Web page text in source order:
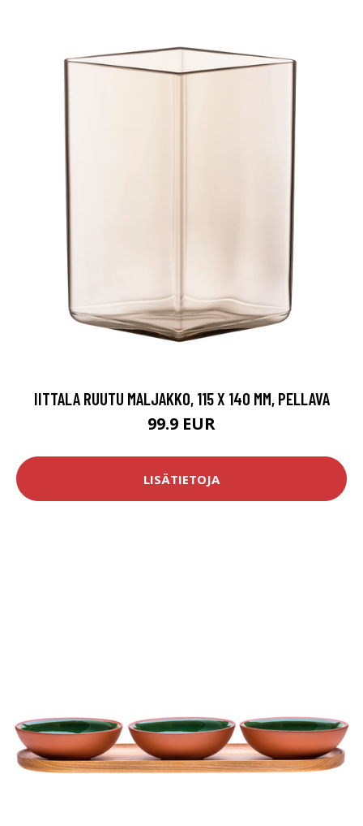
IITTALA RUUTU MALJAKKO, 115 X 140 MM, PELLAVA
99.9 EUR
LISÄTIETOJA